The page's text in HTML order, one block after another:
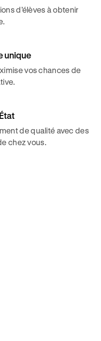
d’élèves à obtenir
unique
vos chances de
de qualité avec des
chez vous.